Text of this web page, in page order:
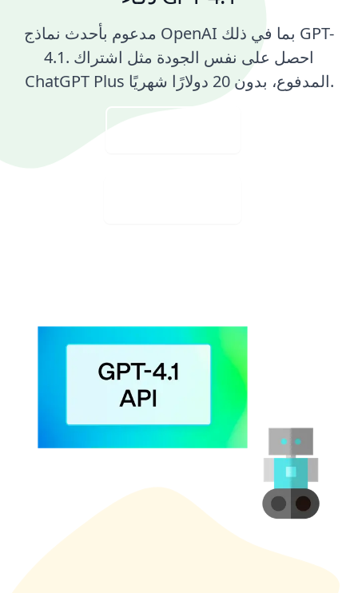
مدعوم بأحدث نماذج OpenAI بما في ذلك GPT-
4.1. احصل على نفس الجودة مثل اشتراك
ChatGPT Plus المدفوع، بدون 20 دولارًا شهريًا.